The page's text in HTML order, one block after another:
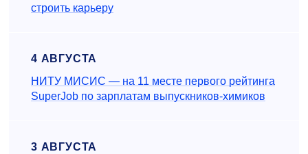
строить карьеру
4 АВГУСТА
НИТУ МИСИС — на 11 месте первого рейтинга
SuperJob по зарплатам выпускников-химиков
3 АВГУСТА